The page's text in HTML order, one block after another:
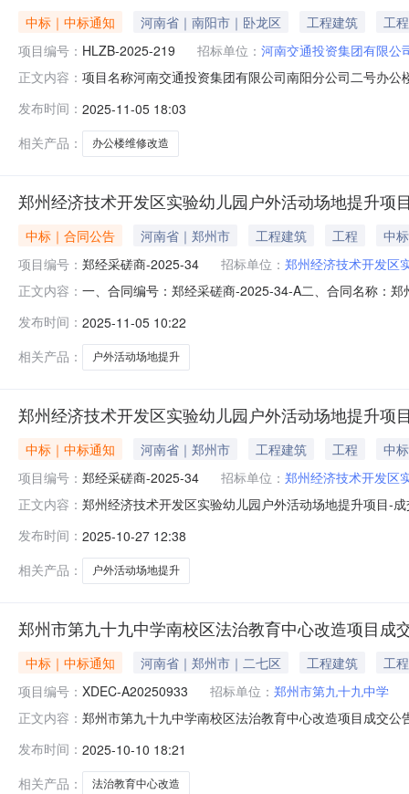
中标｜中标通知 河南省｜南阳市｜卧龙区 工程建筑
工程
项目编号： HLZB-2025-219 招标单位： 河南交通投资集团有限公
正文内容： 项目名称河南交通投资集团有限公司南阳分公司二号办
公示如下：一、采购项目名称：河南交通投资集团有限
期：2025年10
发布时间： 2025-11-05 18:03
相关产品：
办公楼维修改造
郑州经济技术开发区实验幼儿园户外活动场地提升项
中标｜合同公告 河南省｜郑州市 工程建筑 工程
中
项目编号： 郑经采磋商-2025-34 招标单位： 郑州经济技术开发区
正文内容： 一、合同编号：郑经采磋商-2025-34-A二、合同名称：
方式：0371-633199082.供应商（乙方）：河南冉纳建
六、
发布时间： 2025-11-05 10:22
相关产品：
户外活动场地提升
郑州经济技术开发区实验幼儿园户外活动场地提升项
中标｜中标通知 河南省｜郑州市 工程建筑 工程
中
项目编号： 郑经采磋商-2025-34 招标单位： 郑州经济技术开发区
正文内容： 郑州经济技术开发区实验幼儿园户外活动场地提升项目-
金额单位备注信息郑经采磋商-2025-34经济技术开发区
发布时间： 2025-10-27 12:38
相关产品：
户外活动场地提升
郑州市第九十九中学南校区法治教育中心改造项目成
中标｜中标通知 河南省｜郑州市｜二七区 工程建筑
工程
项目编号： XDEC-A20250933 招标单位： 郑州市第九十九中学
正文内容： 郑州市第九十九中学南校区法治教育中心改造项目成交
期：30日历天质量要求：合格项目经理：李超注册编号
发布时间： 2025-10-10 18:21
相关产品：
法治教育中心改造